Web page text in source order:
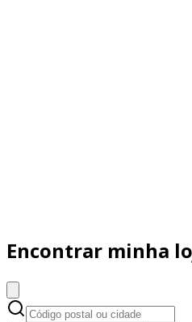
Encontrar minha